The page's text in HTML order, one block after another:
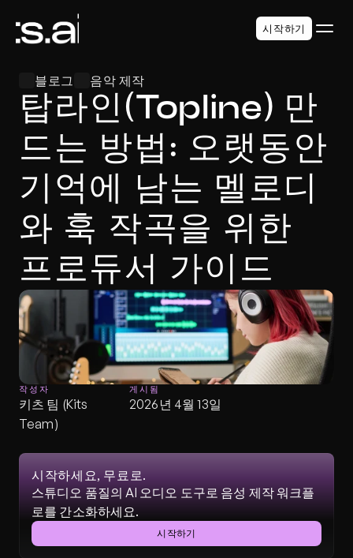
블로그 음악 제작
탑라인(Topline) 만
드는 방법: 오랫동안
기억에 남는 멜로디
와 훅 작곡을 위한
프로듀서 가이드
작성자
키츠 팀 (Kits
Team)
게시됨
2026년 4월 13일
시작하세요, 무료로.
스튜디오 품질의 AI 오디오 도구로 음성 제작 워크플
로를 간소화하세요.
시작하기
시작하기